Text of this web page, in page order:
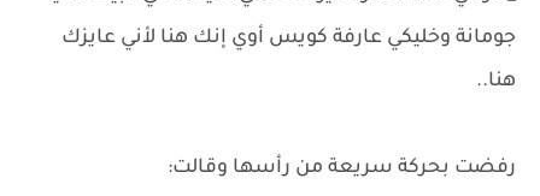
جومانة وخليكي عارفة كويس أوي إنك هنا لأني عايزك
هنا..
رفضت بحركة سريعة من رأسها وقالت: